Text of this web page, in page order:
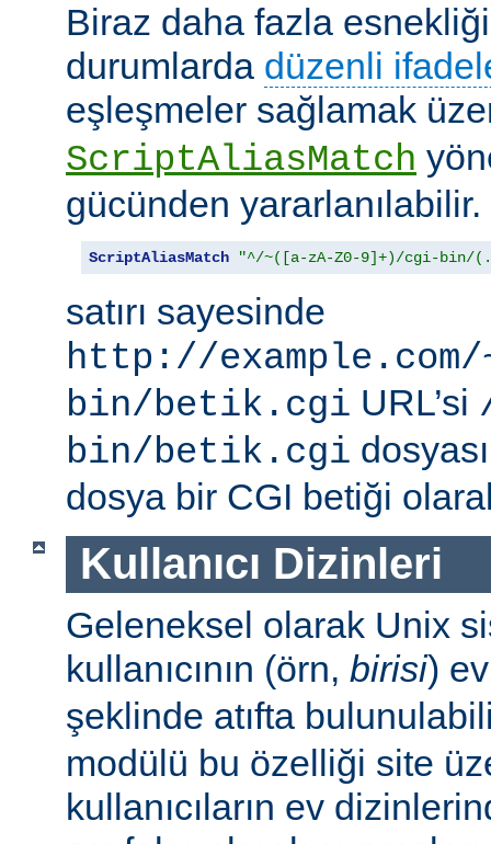
Biraz daha fazla
durumlarda düzenli
eşleşmeler sağlamak
ScriptAliasMatch
gücünden
ScriptAliasMatch "^/~([a-zA-Z0-9]+)/cgi-bin/
satırı sayesinde
http://
bin/betik.cgi URL’si
bin/betik.cgi
dosya bir CGI betiği olarak
Kullanıcı Dizinleri
Geleneksel olarak Unix
kullanıcının (örn, birisi)
şeklinde atıfta
modülü bu özelliği site
kullanıcıların ev